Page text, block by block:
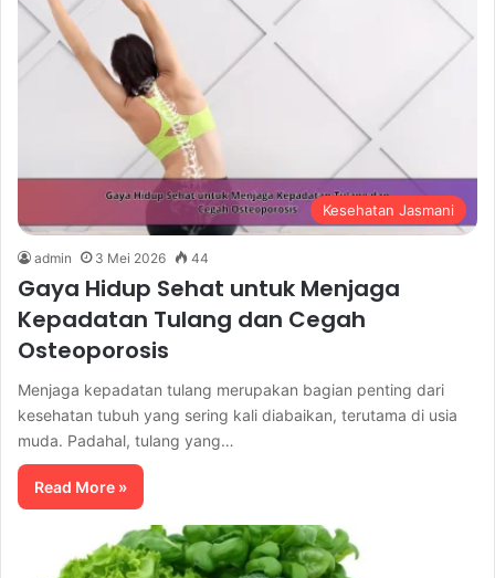
Kesehatan Jasmani
admin 3 Mei 2026 44
Gaya Hidup Sehat untuk Menjaga
Kepadatan Tulang dan Cegah
Osteoporosis
Menjaga kepadatan tulang merupakan bagian penting dari
kesehatan tubuh yang sering kali diabaikan, terutama di usia
muda. Padahal, tulang yang…
Read More »